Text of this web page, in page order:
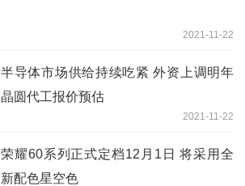
2021-11-22
半导体市场供给持续吃紧 外资上调明年
晶圆代工报价预估
2021-11-22
荣耀60系列正式定档12月1日 将采用全
新配色星空色